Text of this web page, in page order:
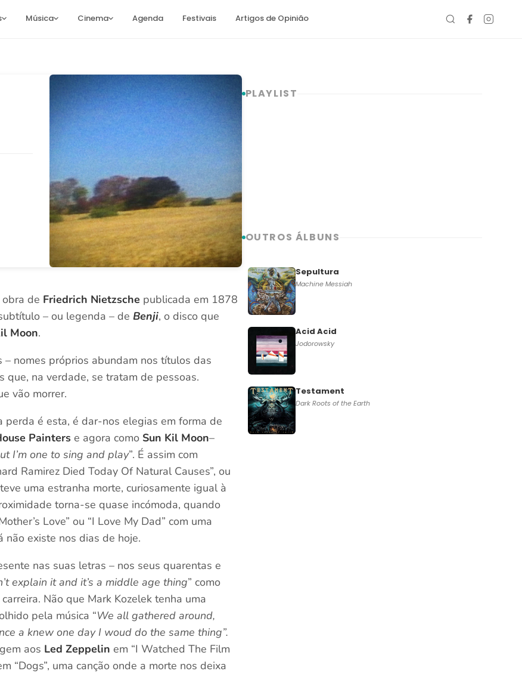
Música Cinema Agenda Festivais Artigos de Opinião
de Friedrich Nietzsche publicada em 1878
– ou legenda – de Benji, o disco que
Moon.
nomes próprios abundam nos títulos das
que, na verdade, se tratam de pessoas.
vão morrer.
é esta, é dar-nos elegias em forma de
Painters e agora como Sun Kil Moon–
I’m one to sing and play”. É assim com
Ramirez Died Today Of Natural Causes”, ou
uma estranha morte, curiosamente igual à
torna-se quase incómoda, quando
Love” ou “I Love My Dad” com uma
não existe nos dias de hoje.
nas suas letras – nos seus quarentas e
explain it and it’s a middle age thing” como
Não que Mark Kozelek tenha uma
pela música “We all gathered around,
a knew one day I woud do the same thing”.
aos Led Zeppelin em “I Watched The Film
“Dogs”, uma canção onde a morte nos deixa
PLAYLIST
OUTROS ÁLBUNS
Sepultura
Machine Messiah
Acid Acid
Jodorowsky
Testament
Dark Roots of the Earth